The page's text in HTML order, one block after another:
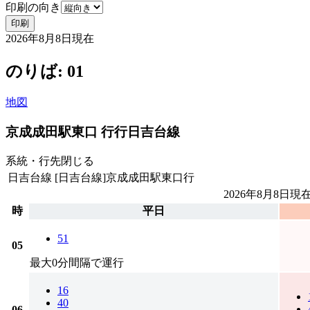
印刷の向き
印刷
2026年8月8日 現在
のりば: 01
地図
京成成田駅東口 行行日吉台線
系統・行先閉じる
日吉台線 [日吉台線]京成成田駅東口行
2026年8月8日 現
時
平日
05
51
最大0分間隔で運行
16
40